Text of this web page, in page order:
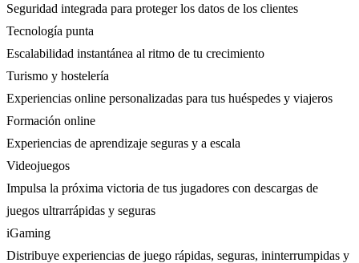
Seguridad integrada para proteger los datos de los clientes
Tecnología punta
Escalabilidad instantánea al ritmo de tu crecimiento
Turismo y hostelería
Experiencias online personalizadas para tus huéspedes y viajeros
Formación online
Experiencias de aprendizaje seguras y a escala
Videojuegos
Impulsa la próxima victoria de tus jugadores con descargas de
juegos ultrarrápidas y seguras
iGaming
Distribuye experiencias de juego rápidas, seguras, ininterrumpidas y